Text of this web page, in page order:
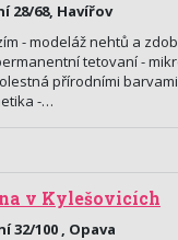
28/68, Havířov
- modeláž nehtů a
tetovaní -
přírodními
-…
v Kylešovicích
32/100 , Opava